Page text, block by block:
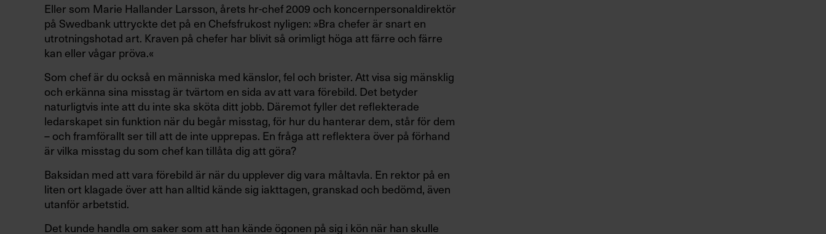
Eller som Marie Hallander Larsson, årets hr-chef 2009 och koncernpersonaldirektör
på Swedbank uttryckte det på en Chefsfrukost nyligen: »Bra chefer är snart en
utrotningshotad art. Kraven på chefer har blivit så orimligt höga att färre och färre
kan eller vågar pröva.«
Som chef är du också en människa med känslor, fel och brister. Att visa sig mänsklig
och erkänna sina misstag är tvärtom en sida av att vara förebild. Det betyder
naturligtvis inte att du inte ska sköta ditt jobb. Däremot fyller det reflekterade
ledarskapet sin funktion när du begår misstag, för hur du hanterar dem, står för dem
– och framförallt ser till att de inte upprepas. En fråga att reflektera över på förhand
är vilka misstag du som chef kan tillåta dig att göra?
Baksidan med att vara förebild är när du upplever dig vara måltavla. En rektor på en
liten ort klagade över att han alltid kände sig iakttagen, granskad och bedömd, även
utanför arbetstid.
Det kunde handla om saker som att han kände ögonen på sig i kön när han skulle